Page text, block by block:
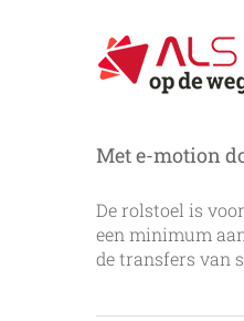
Met e-motion
De rolstoel is
een minimum
de transfers van